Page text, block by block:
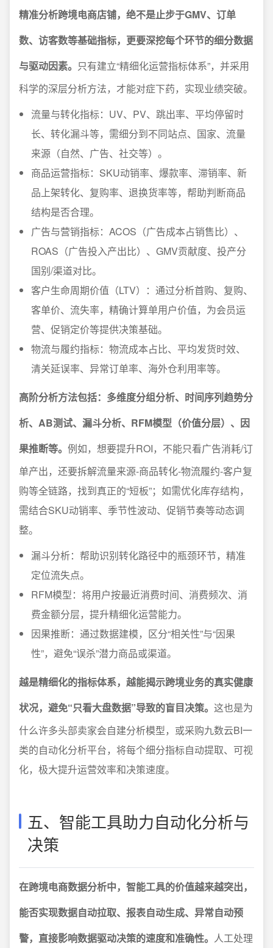
精准分析跨境电商店铺，绝不是止步于GMV、订单
数、访客数等基础指标，更要深挖每个环节的细分数据
与驱动因素。 只有建立“精细化运营指标体系”，并采用
科学的深层分析方法，才能对症下药，实现业绩突破。
流量与转化指标：UV、PV、跳出率、平均停留时
长、转化漏斗等，需细分到不同站点、国家、流量
来源（自然、广告、社交等）。
商品运营指标：SKU动销率、爆款率、滞销率、新
品上架转化、复购率、退换货率等，帮助判断商品
结构是否合理。
广告与营销指标：ACOS（广告成本占销售比）、
ROAS（广告投入产出比）、GMV贡献度、投产分
国别/渠道对比。
客户生命周期价值（LTV）：通过分析首购、复购、
客单价、流失率，精确计算单用户价值，为会员运
营、促销定价等提供决策基础。
物流与履约指标：物流成本占比、平均发货时效、
清关延误率、异常订单率、海外仓利用率等。
高阶分析方法包括：多维度分组分析、时间序列趋势分
析、AB测试、漏斗分析、RFM模型（价值分层）、因
果推断等。 例如，想要提升ROI，不能只看广告消耗/订
单产出，还要拆解流量来源-商品转化-物流履约-客户复
购等全链路，找到真正的“短板”；如需优化库存结构，
需结合SKU动销率、季节性波动、促销节奏等动态调
整。
漏斗分析：帮助识别转化路径中的瓶颈环节，精准
定位流失点。
RFM模型：将用户按最近消费时间、消费频次、消
费金额分层，提升精细化运营能力。
因果推断：通过数据建模，区分“相关性”与“因果
性”，避免“误杀”潜力商品或渠道。
越是精细化的指标体系，越能揭示跨境业务的真实健康
状况，避免“只看大盘数据”导致的盲目决策。 这也是为
什么许多头部卖家会自建分析模型，或采购九数云BI一
类的自动化分析平台，将每个细分指标自动提取、可视
化，极大提升运营效率和决策速度。
五、智能工具助力自动化分析与
决策
在跨境电商数据分析中，智能工具的价值越来越突出，
能否实现数据自动拉取、报表自动生成、异常自动预
警，直接影响数据驱动决策的速度和准确性。 人工处理